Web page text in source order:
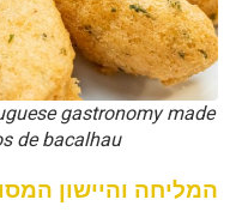
gastronomy made
de bacalhau
המליחה והיישון